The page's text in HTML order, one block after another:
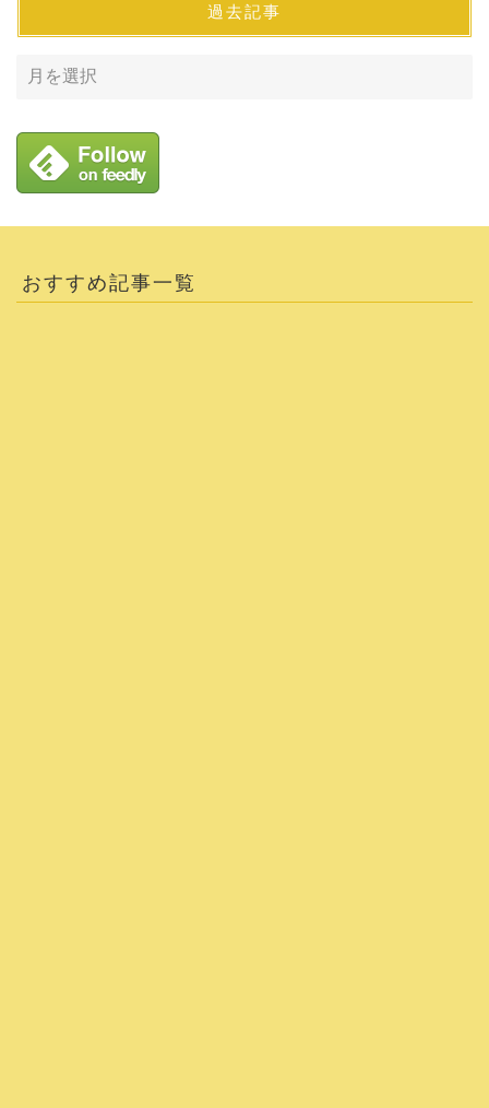
過去記事
おすすめ記事一覧